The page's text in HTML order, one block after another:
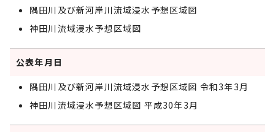
隅田川及び新河岸川流域浸水予想区域図
神田川流域浸水予想区域図
公表年月日
隅田川及び新河岸川流域浸水予想区域図 令和3年3月
神田川流域浸水予想区域図 平成30年3月